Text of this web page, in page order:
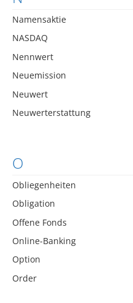
Namensaktie
NASDAQ
Nennwert
Neuemission
Neuwert
Neuwerterstattung
O
Obliegenheiten
Obligation
Offene Fonds
Online-Banking
Option
Order